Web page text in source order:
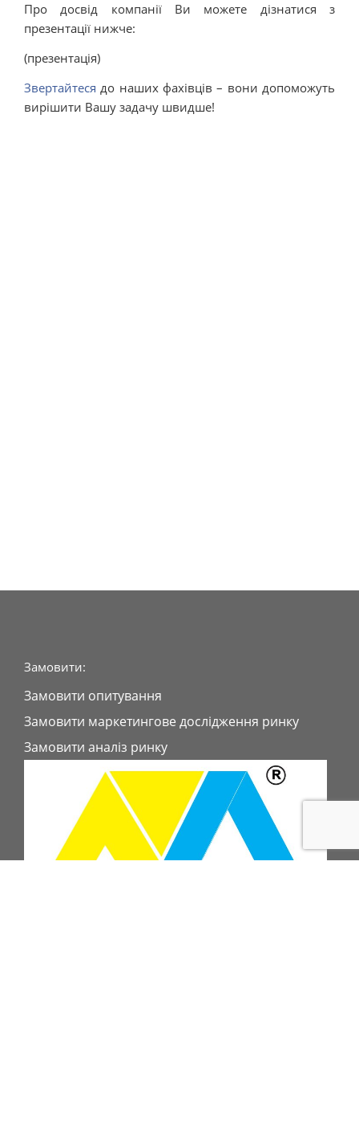
Про досвід компанії Ви можете дізнатися з
презентації нижче:
(презентація)
Звертайтесядо наших фахівців – вони допоможуть
вирішити Вашу задачу швидше!
Замовити:
Замовити опитування
Замовити маркетингове дослідження ринку
Замовити аналіз ринку